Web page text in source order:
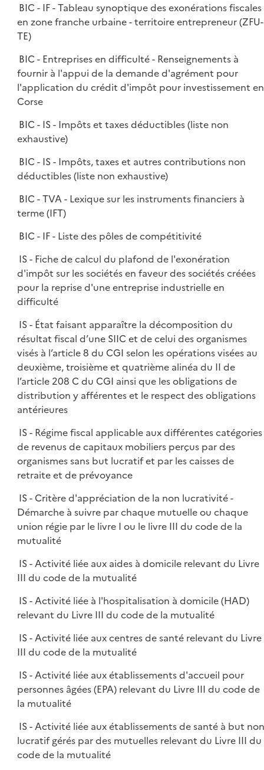
BIC - IF - Tableau synoptique des exonérations fiscales
en zone franche urbaine - territoire entrepreneur (ZFU-
TE)
BIC - Entreprises en difficulté - Renseignements à
fournir à l'appui de la demande d'agrément pour
l'application du crédit d'impôt pour investissement en
Corse
BIC - IS - Impôts et taxes déductibles (liste non
exhaustive)
BIC - IS - Impôts, taxes et autres contributions non
déductibles (liste non exhaustive)
BIC - TVA - Lexique sur les instruments financiers à
terme (IFT)
BIC - IF - Liste des pôles de compétitivité
IS - Fiche de calcul du plafond de l'exonération
d'impôt sur les sociétés en faveur des sociétés créées
pour la reprise d'une entreprise industrielle en
difficulté
IS - État faisant apparaître la décomposition du
résultat fiscal d’une SIIC et de celui des organismes
visés à l’article 8 du CGI selon les opérations visées au
deuxième, troisième et quatrième alinéa du II de
l’article 208 C du CGI ainsi que les obligations de
distribution y afférentes et le respect des obligations
antérieures
IS - Régime fiscal applicable aux différentes catégories
de revenus de capitaux mobiliers perçus par des
organismes sans but lucratif et par les caisses de
retraite et de prévoyance
IS - Critère d'appréciation de la non lucrativité -
Démarche à suivre par chaque mutuelle ou chaque
union régie par le livre I ou le livre III du code de la
mutualité
IS - Activité liée aux aides à domicile relevant du Livre
III du code de la mutualité
IS - Activité liée à l'hospitalisation à domicile (HAD)
relevant du Livre III du code de la mutualité
IS - Activité liée aux centres de santé relevant du Livre
III du code de la mutualité
IS - Activité liée aux établissements d'accueil pour
personnes âgées (EPA) relevant du Livre III du code de
la mutualité
IS - Activité liée aux établissements de santé à but
lucratif gérés par des mutuelles relevant du Livre III du
code de la mutualité